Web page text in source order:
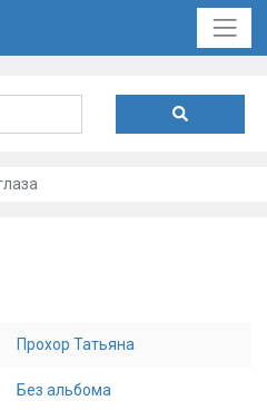
Прохор Татьяна
Без альбома